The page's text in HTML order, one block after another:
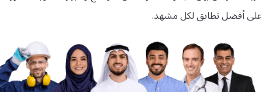
على أفضل تطابق لكل مشهد.